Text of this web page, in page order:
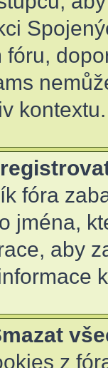
kontextu.
fóra
jména,
aby
z